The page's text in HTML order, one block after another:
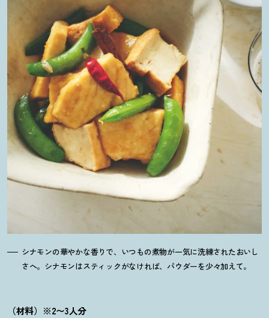
シナモンの華やかな香りで、いつもの煮物が一気に洗練されたおいし
さへ。シナモンはスティックがなければ、パウダーを少々加えて。
（材料）※2〜3人分